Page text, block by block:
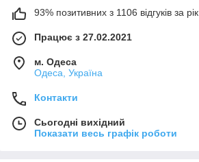
93% позитивних з 1106 відгуків за рік
Працює з 27.02.2021
м. Одеса
Одеса, Україна
Контакти
Сьогодні вихідний
Показати весь графік роботи